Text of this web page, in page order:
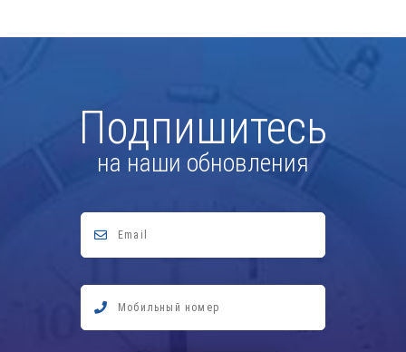
Подпишитесь
на наши обновления